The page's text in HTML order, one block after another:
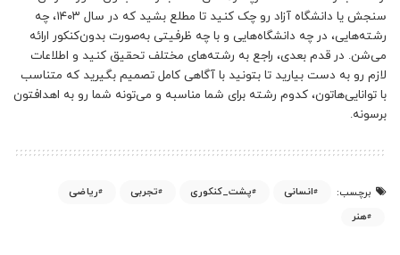
سنجش یا دانشگاه آزاد رو چک کنید تا مطلع بشید که در سال ۱۴۰۳، چه
رشته‌هایی، در چه دانشگاه‌هایی و با چه ظرفیتی به‌صورت بدون‌کنکور ارائه
می‌شن. در قدم بعدی، راجع به رشته‌های مختلف تحقیق کنید و اطلاعات
لازم رو به دست بیارید تا بتونید با آگاهی کامل تصمیم بگیرید که متناسب
با توانایی‌هاتون، کدوم رشته برای شما مناسبه و می‌تونه شما رو به اهدافتون
برسونه.
برچسب: انسانی پشت_کنکوری تجربی
ریاضی
هنر